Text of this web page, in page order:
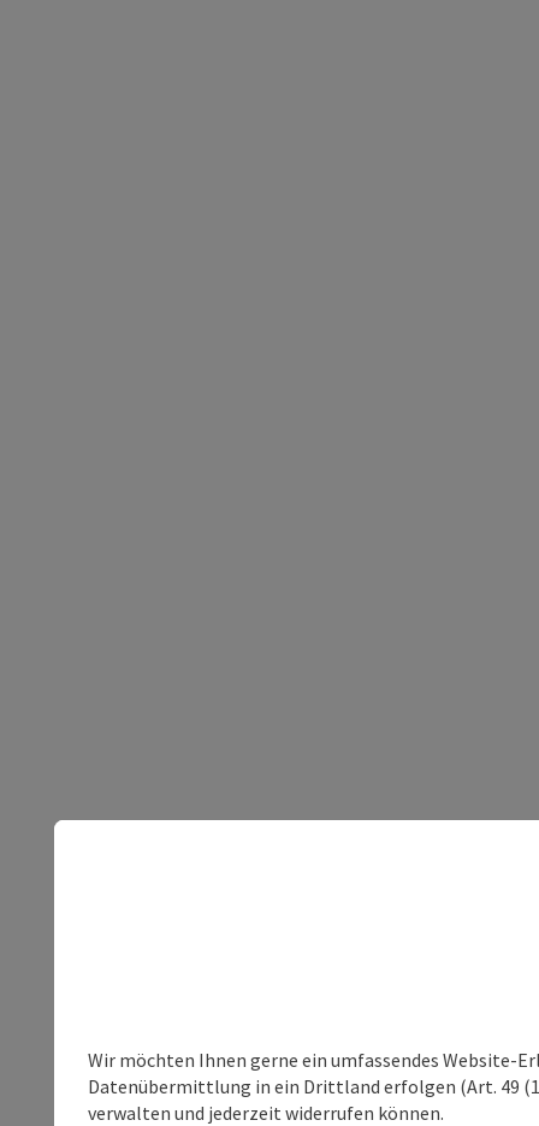
Wir möchten Ihnen gerne ein umfassendes Website-
Datenübermittlung in ein Drittland erfolgen (Art. 49
verwalten und jederzeit widerrufen können.